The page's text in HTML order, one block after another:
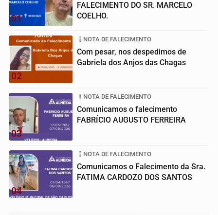
01
FALECIMENTO DO SR. MARCELO
COELHO.
02
NOTA DE FALECIMENTO
Com pesar, nos despedimos de
Gabriela dos Anjos das Chagas
03
NOTA DE FALECIMENTO
Comunicamos o falecimento
FABRÍCIO AUGUSTO FERREIRA
04
NOTA DE FALECIMENTO
Comunicamos o Falecimento da Sra.
FATIMA CARDOZO DOS SANTOS